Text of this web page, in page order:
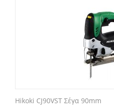
Hikoki CJ90VST Σέγα 90mm